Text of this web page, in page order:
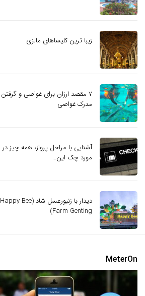
زیبا ترین کلیساهای مالزی
۷ مقصد ارزان برای غواصی و گرفتن
مدرک غواصی
آشنایی با مراحل پرواز، همه چیز در
مورد چک این…
دیدار با زنبورعسل شاد (Happy Bee
Farm Genting)
MeterOn